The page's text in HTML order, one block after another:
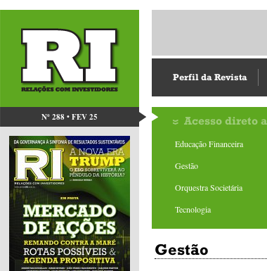
Nº 288 • FEV 25
Perfil da Revista
Acesso direto
Educação Financeira
Gestão
Orquestra Societária
Tecnologia
Gestão